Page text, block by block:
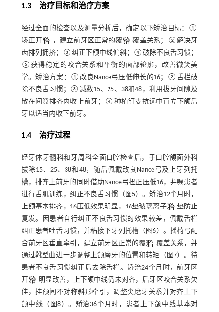
1.3 治疗目标和治疗方案
经过全面的检查以及测量分析后，确定以下矫治目标：①
矫正开
，建立前牙区正常的覆
覆盖关系；②解决牙
齿排列拥挤；③纠正下颌中线偏斜；④破除不良舌习惯；
⑤获得稳定的咬合关系和平衡的面部轮廓，改善微笑美
学。矫治方案：①改良Nance弓压低伸长的16；②舌栏破
除不良舌习惯；③减数15、25、38和48，利用拔牙间隙及
散在间隙排齐内收上前牙；④种植钉支抗远中直立下颌后
牙以适当内收下前牙。
1.4 治疗过程
经牙体牙髓科和牙周科全面口腔检查后，于口腔颌面外科
拔除15、25、38和48，随后佩戴改良Nance弓及上牙列托
槽，排齐上前牙的同时借助Nance弓扭正压低16，并嘱患者
进行舌肌训练，纠正不良舌习惯（ 图5）。矫治12个月时，
上颌基本排齐，16压低效果明显，16垫玻璃离子
垫防止
复发。因患者自行纠正不良舌习惯的效果较差，佩戴舌栏
纠正患者吐舌习惯，并粘接下牙列托槽（ 图6 ）。摇椅弓配
合前牙区垂直牵引，建立前牙区正常的覆
覆盖关系，并
通过靴型曲进一步调整上颌磨牙的位置和转矩（ 图7）。待
患者不良舌习惯纠正后去除舌栏。矫治24个月时，前牙区
开
明显改善，上下颌中线仍未对齐，后牙区咬合关系欠
佳，挂颌间不对称斜形牵引，调整尖磨牙关系并对齐上下
颌中线（ 图8 ）。矫治36个月时，患者上下颌中线基本对